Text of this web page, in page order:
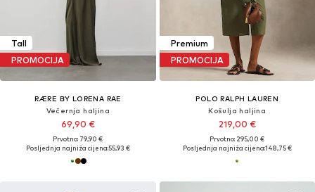
Tall
PROMOCIJA
RÆRE BY LORENA RAE
Večernja haljina
69,90 €
Prvotno: 79,90 €
Posljednja najniža cijena:55,93 €
Premium
PROMOCIJA
POLO RALPH LAUREN
Košulja haljina
219,00 €
Prvotno: 295,00 €
Posljednja najniža cijena:148,75 €